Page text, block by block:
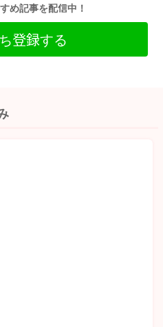
め記事を配信中！
登録する